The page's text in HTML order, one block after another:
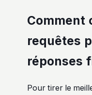
Comment
requêtes
réponses
Pour tirer le